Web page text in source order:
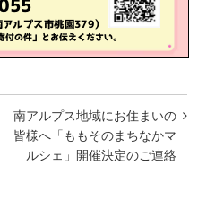
南アルプス地域にお住まいの
皆様へ「ももそのまちなかマ
ルシェ」開催決定のご連絡